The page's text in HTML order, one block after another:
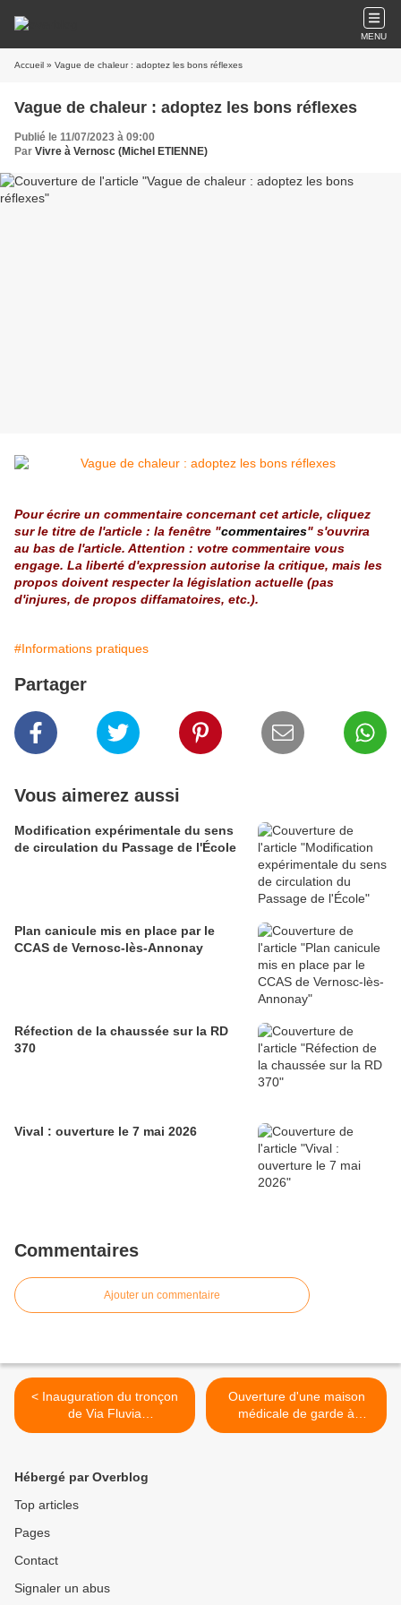
MENU
Accueil » Vague de chaleur : adoptez les bons réflexes
Vague de chaleur : adoptez les bons réflexes
Publié le 11/07/2023 à 09:00
Par Vivre à Vernosc (Michel ETIENNE)
Pour écrire un commentaire concernant cet article, cliquez
sur le titre de l'article : la fenêtre "commentaires" s'ouvrira
au bas de l'article. Attention : votre commentaire vous
engage. La liberté d'expression autorise la critique, mais les
propos doivent respecter la législation actuelle (pas
d'injures, de propos diffamatoires, etc.).
#Informations pratiques
Partager
Vous aimerez aussi
Modification expérimentale du sens
de circulation du Passage de l'École
Plan canicule mis en place par le
CCAS de Vernosc-lès-Annonay
Réfection de la chaussée sur la RD
370
Vival : ouverture le 7 mai 2026
Commentaires
Ajouter un commentaire
< Inauguration du tronçon
de Via Fluvia
Annonay/Vernosc-lès-
Ouverture d'une maison
médicale de garde à
Annonay à compter de la
Hébergé par Overblog
Top articles
Pages
Contact
Signaler un abus